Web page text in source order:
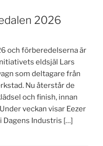
2026
och förberedelserna är
eldsjäl Lars
som deltagare från
Nu återstår de
och finish, innan
veckan visar Eezer
Dagens Industris […]